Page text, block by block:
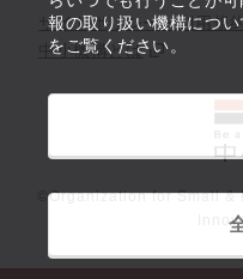
報の取り扱い機構につ
をご覧ください。
サイトポリシー・利用規
中小機構とは
©Organization for Small &